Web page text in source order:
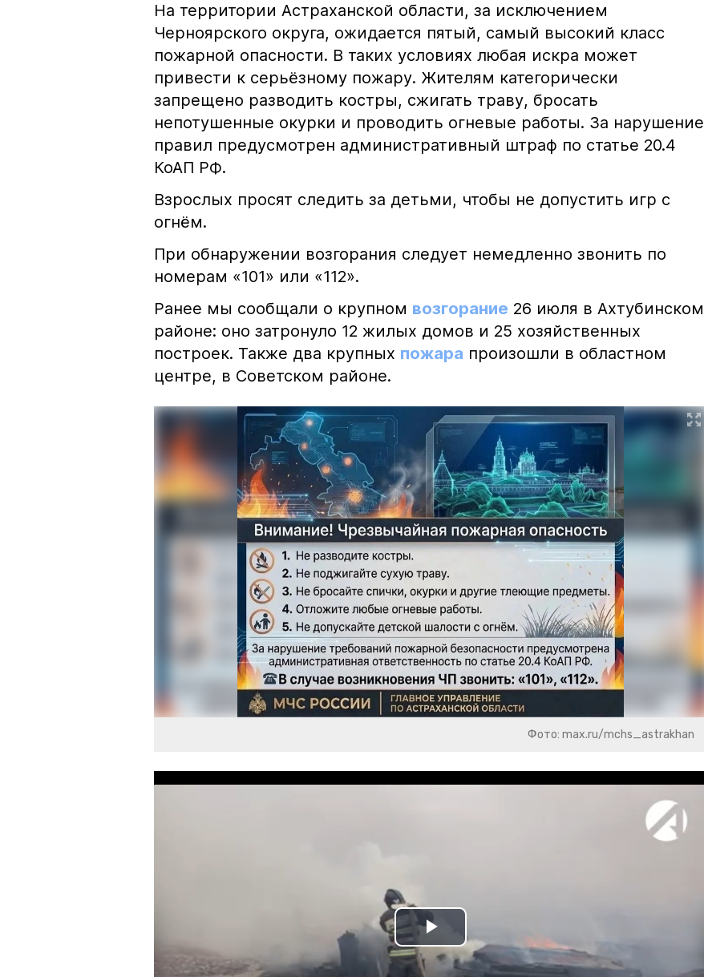
На территории Астраханской области, за исключением
Черноярского округа, ожидается пятый, самый высокий класс
пожарной опасности. В таких условиях любая искра может
привести к серьёзному пожару. Жителям категорически
запрещено разводить костры, сжигать траву, бросать
непотушенные окурки и проводить огневые работы. За нарушение
правил предусмотрен административный штраф по статье 20.4
КоАП РФ.
Взрослых просят следить за детьми, чтобы не допустить игр с
огнём.
При обнаружении возгорания следует немедленно звонить по
номерам «101» или «112».
Ранее мы сообщали о крупном возгорание 26 июля в Ахтубинском
районе: оно затронуло 12 жилых домов и 25 хозяйственных
построек. Также два крупных пожара произошли в областном
центре, в Советском районе.
Фото: max.ru/mchs_astrakhan
Play